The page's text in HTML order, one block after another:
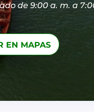
de 9:00 a. m. a
EN MAPAS